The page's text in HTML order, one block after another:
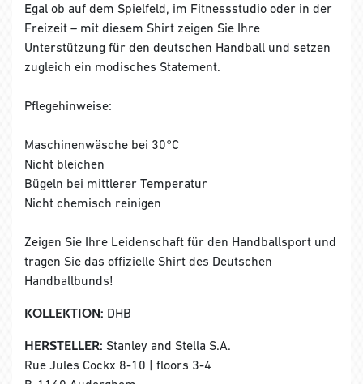
Egal ob auf dem Spielfeld, im Fitnessstudio oder in der
Freizeit – mit diesem Shirt zeigen Sie Ihre
Unterstützung für den deutschen Handball und setzen
zugleich ein modisches Statement.
Pflegehinweise:
Maschinenwäsche bei 30°C
Nicht bleichen
Bügeln bei mittlerer Temperatur
Nicht chemisch reinigen
Zeigen Sie Ihre Leidenschaft für den Handballsport und
tragen Sie das offizielle Shirt des Deutschen
Handballbunds!
KOLLEKTION: DHB
HERSTELLER: Stanley and Stella S.A.
Rue Jules Cockx 8-10 | floors 3-4